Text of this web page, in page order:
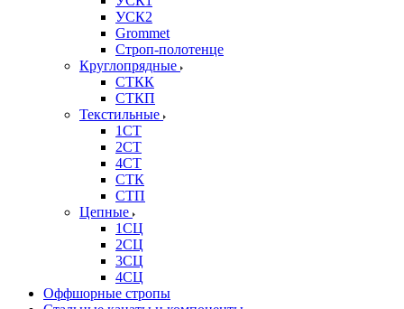
УСК2
Grommet
Строп-полотенце
Круглопрядные
СТКК
СТКП
Текстильные
1СТ
2СТ
4СТ
СТК
СТП
Цепные
1СЦ
2СЦ
3СЦ
4СЦ
Оффшорные стропы